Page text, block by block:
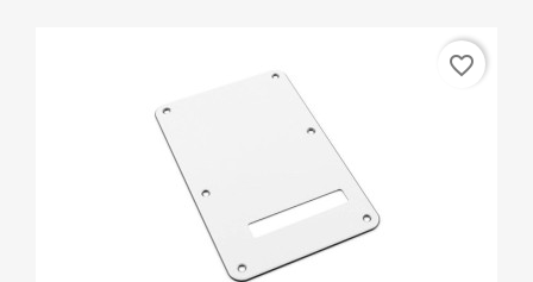
favorite_border